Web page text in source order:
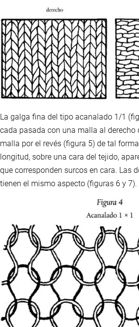
La galga fina del tipo acanalado 1/1
cada pasada con una malla al derecho
malla por el revés (figura 5) de tal
longitud, sobre una cara del tejido,
que corresponden surcos en cara. Las
tienen el mismo aspecto (figuras 6 y 7).